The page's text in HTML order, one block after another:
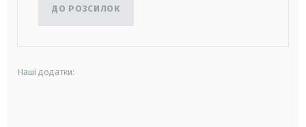
ДО РОЗСИЛОК
Наші додатки: